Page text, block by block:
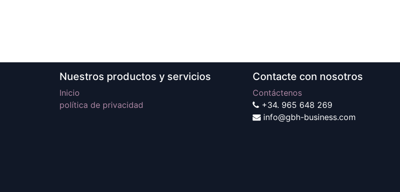
Nuestros productos y servicios
Inicio
política de privacidad
Contacte con nosotros
Contáctenos
+34. ‭965 648 269
info@gbh-business.com